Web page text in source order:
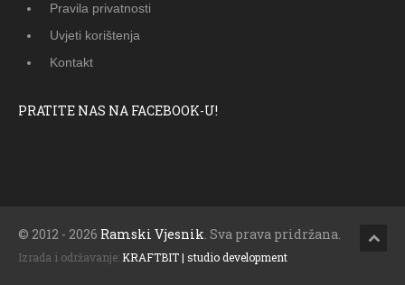
Pravila privatnosti
Uvjeti korištenja
Kontakt
PRATITE NAS NA FACEBOOK-U!
© 2012 - 2026 Ramski Vjesnik. Sva prava pridržana.
Izrada i održavanje: KRAFTBIT | studio development